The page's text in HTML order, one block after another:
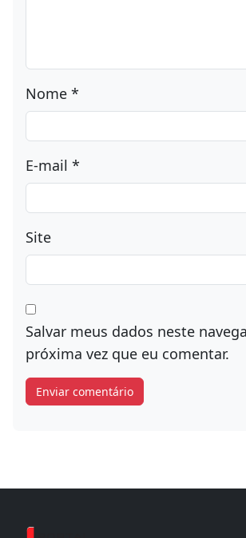
Nome
E-mail
Site
Salvar meus dados neste
próxima vez que eu comentar.